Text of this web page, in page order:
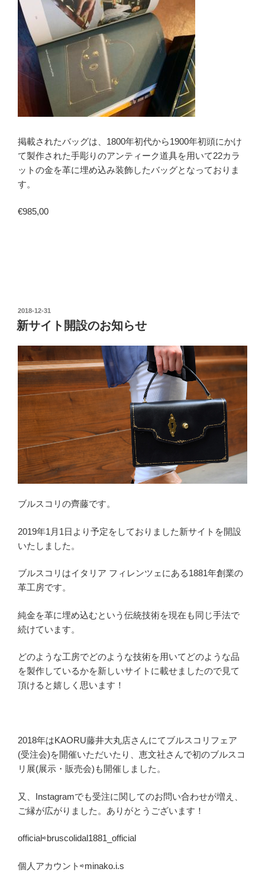
掲載されたバッグは、1800年初代から1900年初頭にかけ
て製作された手彫りのアンティーク道具を用いて22カラ
ットの金を革に埋め込み装飾したバッグとなっておりま
す。
€985,00
2018-12-31
新サイト開設のお知らせ
ブルスコリの齊藤です。
2019年1月1日より予定をしておりました新サイトを開設
いたしました。
ブルスコリはイタリア フィレンツェにある1881年創業の
革工房です。
純金を革に埋め込むという伝統技術を現在も同じ手法で
続けています。
どのような工房でどのような技術を用いてどのような品
を製作しているかを新しいサイトに載せましたので見て
頂けると嬉しく思います！
2018年はKAORU藤井大丸店さんにてブルスコリフェア
(受注会)を開催いただいたり、恵文社さんで初のブルスコ
リ展(展示・販売会)も開催しました。
又、Instagramでも受注に関してのお問い合わせが増え、
ご縁が広がりました。ありがとうございます！
official⇨bruscolidal1881_official
個人アカウント⇨minako.i.s